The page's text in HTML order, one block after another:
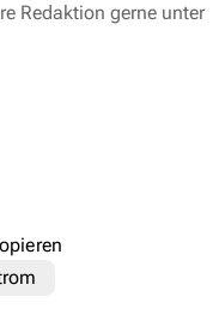
Redaktion gerne unter